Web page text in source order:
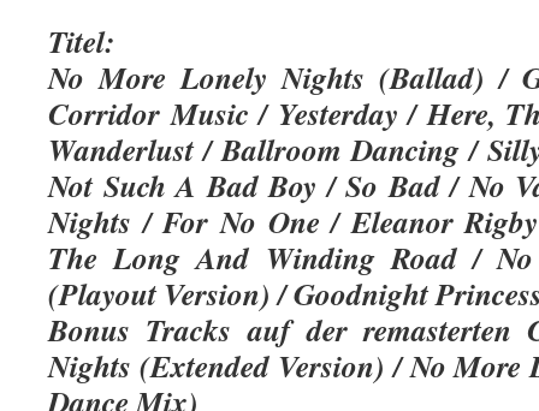
Titel:
No More Lonely Nights (Ballad) /
Corridor Music / Yesterday / Here,
Wanderlust / Ballroom Dancing /
Not Such A Bad Boy / So Bad / No
Nights / For No One / Eleanor
The Long And Winding Road /
(Playout Version) / Goodnight
Bonus Tracks auf der remasterten
Nights (Extended Version) / No More
Dance Mix)